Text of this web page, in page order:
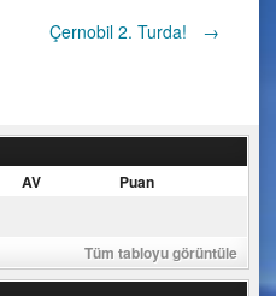
Çernobil 2. Turda! →
AV Puan
Tüm tabloyu görüntüle